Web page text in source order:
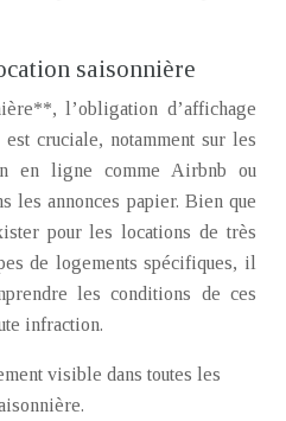
saisonnière
l’obligation d’affichage
cruciale, notamment sur les
en ligne comme Airbnb ou
les annonces papier. Bien que
pour les locations de très
de logements spécifiques, il
les conditions de ces
infraction.
visible dans toutes les